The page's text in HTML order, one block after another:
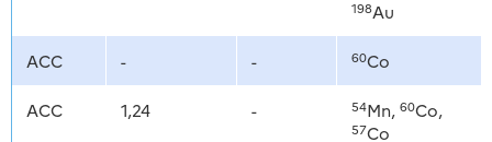
198Au
ACC - - 60Co
ACC 1,24 - 54Mn, 60Co,
57Co